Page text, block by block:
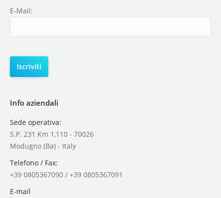
E-Mail:
Info aziendali
Sede operativa:
S.P. 231 Km 1,110 - 70026
Modugno (Ba) - Italy
Telefono / Fax:
+39 0805367090 / +39 0805367091
E-mail